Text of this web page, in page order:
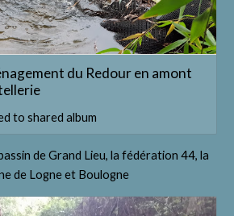
du Redour en amont
to shared album
de Grand Lieu, la fédération 44, la
de Logne et Boulogne